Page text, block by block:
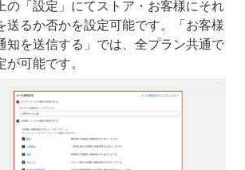
の「設定」にてストア・お客様にそれ
送るか否かを設定可能です。「お客様
知を送信する」では、全プラン共通で
可能です。